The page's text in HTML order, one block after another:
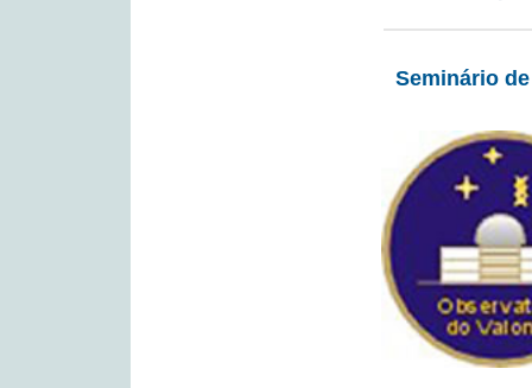
Seminário